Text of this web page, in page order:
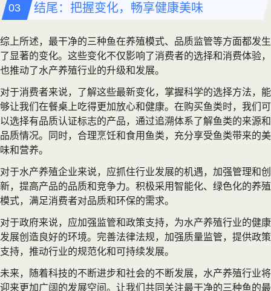
结尾：把握变化，畅享健康美味
综上所述，最干净的三种鱼在养殖模式、品质监管等方面都发生
了显著的变化。这些变化不仅影响了消费者的选择和消费体验，
也推动了水产养殖行业的升级和发展。
对于消费者来说，了解这些最新变化，掌握科学的选择方法，能
够让我们在餐桌上吃得更加放心和健康。在购买鱼类时，我们可
以选择有品质认证标志的产品，通过追溯体系了解鱼类的来源和
品质情况。同时，合理烹饪和食用鱼类，充分享受鱼类带来的美
味和营养。
对于水产养殖企业来说，应抓住行业发展的机遇，加强管理和创
新，提高产品的品质和竞争力。积极采用智能化、绿色化的养殖
模式，满足消费者对品质和环保的需求。
对于政府来说，应加强监管和政策支持，为水产养殖行业的健康
发展创造良好的环境。完善法律法规，加强质量监管，提供政策
支持，推动行业的规范化和可持续发展。
未来，随着科技的不断进步和社会的不断发展，水产养殖行业将
迎来更加广阔的发展空间。让我们共同关注最干净的三种鱼的最